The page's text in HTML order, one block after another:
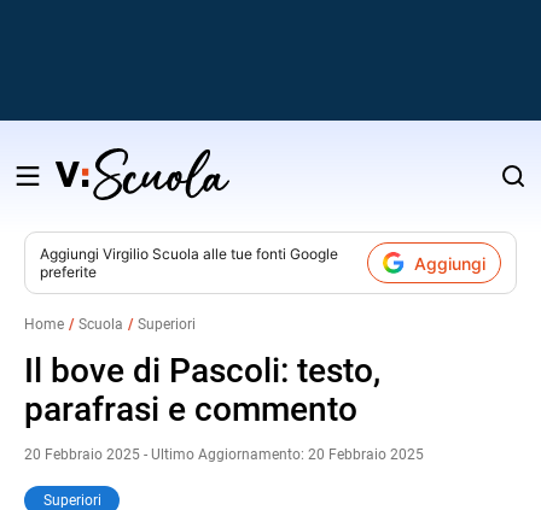
Salta
contenuto
Aggiungi Virgilio Scuola alle tue fonti Google
preferite
Aggiungi
Home Scuola Superiori
Il bove di Pascoli: testo,
parafrasi e commento
20 Febbraio 2025 - Ultimo Aggiornamento: 20 Febbraio 2025
Superiori